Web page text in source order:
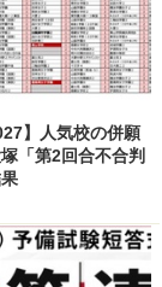
】人気校の併願
「第2回合不合判